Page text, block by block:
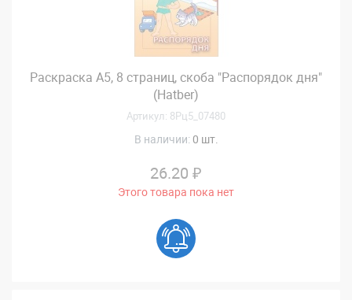
Раскраска А5, 8 страниц, скоба "Распорядок дня"
(Hatber)
Артикул: 8Рц5_07480
В наличии: 0 шт.
26.20 ₽
Этого товара пока нет